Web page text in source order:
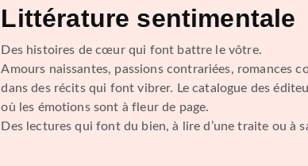
Littérature sentimentale
Des histoires de cœur qui font battre le vôtre.
Amours naissantes, passions contrariées, romances
dans des récits qui font vibrer. Le catalogue des
où les émotions sont à fleur de page.
Des lectures qui font du bien, à lire d’une traite ou à